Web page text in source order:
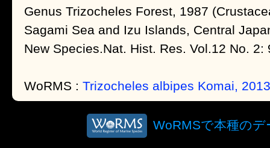
Genus Trizocheles Forest, 1987
Sagami Sea and Izu Islands, Central
New Species.Nat. Hist. Res. Vol.12 No. 2:
WoRMS : Trizocheles albipes Komai, 2013
WoRMSで本種の